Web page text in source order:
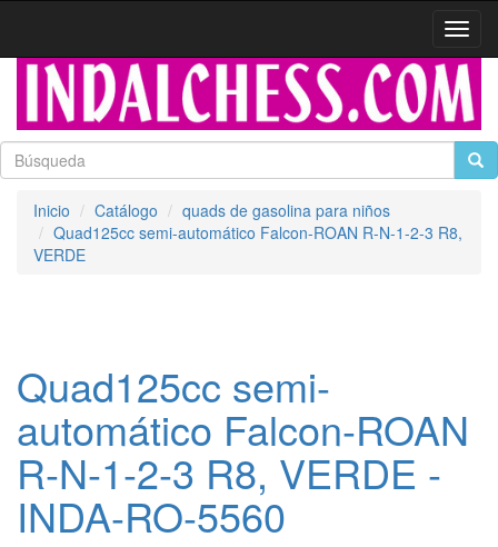
Inicio Catálogo
quads de gasolina para niños
Quad125cc semi-automático Falcon-ROAN R-N-1-2-3 R8,
VERDE
Quad125cc semi-
automático Falcon-ROAN
R-N-1-2-3 R8, VERDE -
INDA-RO-5560